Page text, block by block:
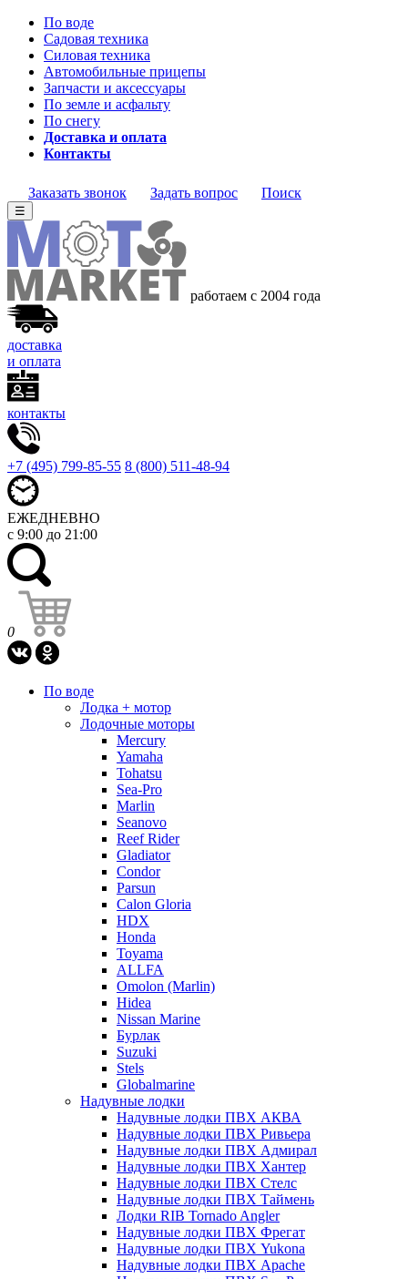
По воде
Садовая техника
Силовая техника
Автомобильные прицепы
Запчасти и аксессуары
По земле и асфальту
По снегу
Доставка и оплата
Контакты
Заказать звонок Задать вопрос Поиск
☰
работаем с 2004 года
доставка
и оплата
контакты
+7 (495) 799-85-55 8 (800) 511-48-94
ЕЖЕДНЕВНО
с 9:00 до 21:00
0
По воде
Лодка + мотор
Лодочные моторы
Mercury
Yamaha
Tohatsu
Sea-Pro
Marlin
Seanovo
Reef Rider
Gladiator
Condor
Parsun
Calon Gloria
HDX
Honda
Toyama
ALLFA
Omolon (Marlin)
Hidea
Nissan Marine
Бурлак
Suzuki
Stels
Globalmarine
Надувные лодки
Надувные лодки ПВХ АКВА
Надувные лодки ПВХ Ривьера
Надувные лодки ПВХ Адмирал
Надувные лодки ПВХ Хантер
Надувные лодки ПВХ Стелс
Надувные лодки ПВХ Таймень
Лодки RIB Tornado Angler
Надувные лодки ПВХ Фрегат
Надувные лодки ПВХ Yukona
Надувные лодки ПВХ Apache